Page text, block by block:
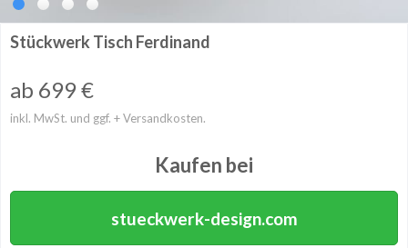
Stückwerk Tisch Ferdinand
ab 699€
inkl. MwSt. und ggf. + Versandkosten.
Kaufen bei
stueckwerk-design.com